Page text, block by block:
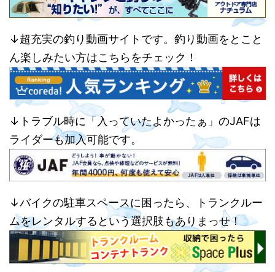
↓超充実の釣り動画サイトです。釣り動画をとこと
ん楽しみたい方はこちらをチェック！
↓トラブル時に「入っていたよかったぁ」のJAFは
ライダーも加入可能です。
↓バイクの駐車スペースに困ったら、トランクルー
ムをレンタルするという選択肢もありまっせ！